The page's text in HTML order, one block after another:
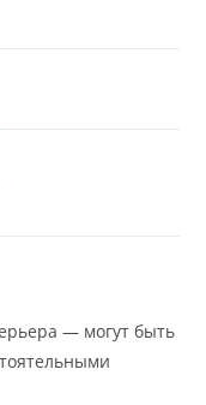
— могут быть